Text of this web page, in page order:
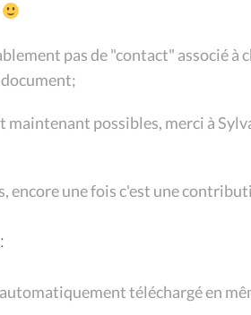
pas de "contact" associé
possibles, merci à
une fois c'est une
téléchargé en